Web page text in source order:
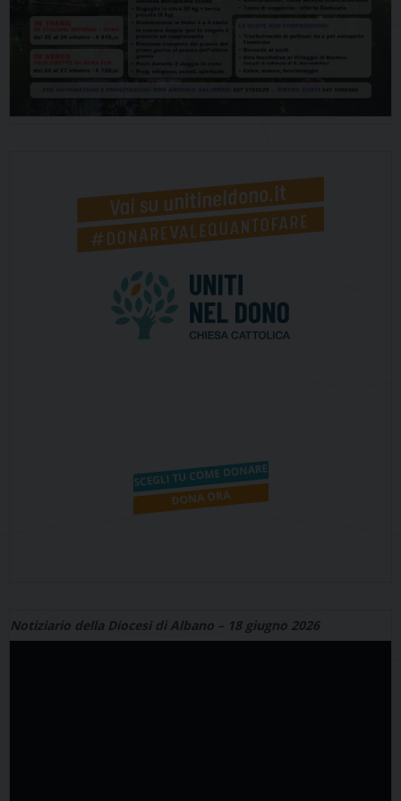
Notiziario della Diocesi di Albano – 18 giugno 2026